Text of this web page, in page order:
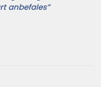
anbefales”